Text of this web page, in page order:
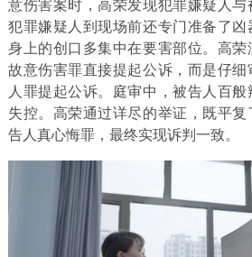
意伤害案时，高荣发现犯罪嫌疑人与
犯罪嫌疑人到现场前还专门准备了
身上的创口多集中在要害部位。高
故意伤害罪直接提起公诉，而是仔
人罪提起公诉。庭审中，被告人百
失控。高荣通过详尽的举证，既平
告人真心悔罪，最终实现诉判一致。